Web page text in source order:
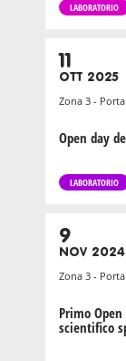
LABORATORIO
11
OTT 2025
Zona 3 -
Open day
LABORATORIO
9
NOV 2024
Zona 3 -
Primo
scientifico